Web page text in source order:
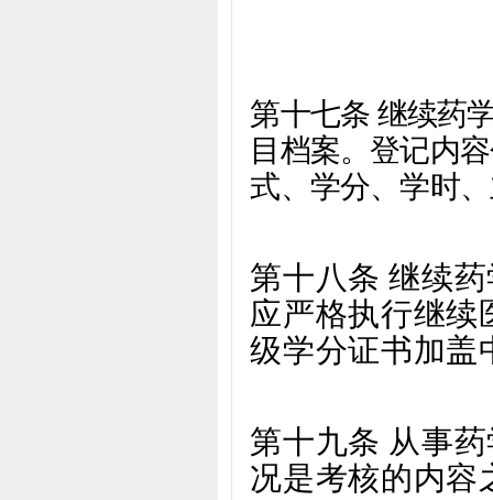
第十七条 继续药
目档案。登记内
式、学分、学时
第十八条 继续
应严格执行继续
级学分证书加盖
第十九条 从事
况是考核的内容